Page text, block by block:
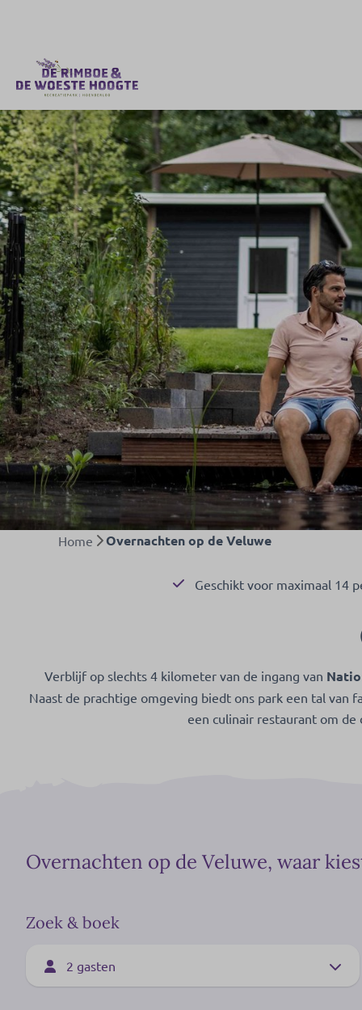
Home Overnachten op de Veluwe
Geschikt voor maximaal 14
Verblijf op slechts 4 kilometer van de ingang van
Naast de prachtige omgeving biedt ons park een tal van
een culinair restaurant om
Overnachten op de Veluwe, waar
Zoek & boek
2 gasten